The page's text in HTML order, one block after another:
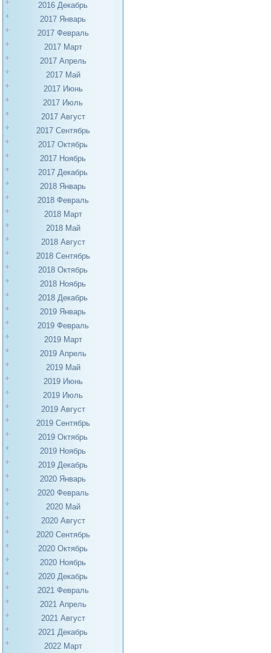
2016 Декабрь
2017 Январь
2017 Февраль
2017 Март
2017 Апрель
2017 Май
2017 Июнь
2017 Июль
2017 Август
2017 Сентябрь
2017 Октябрь
2017 Ноябрь
2017 Декабрь
2018 Январь
2018 Февраль
2018 Март
2018 Май
2018 Август
2018 Сентябрь
2018 Октябрь
2018 Ноябрь
2018 Декабрь
2019 Январь
2019 Февраль
2019 Март
2019 Апрель
2019 Май
2019 Июнь
2019 Июль
2019 Август
2019 Сентябрь
2019 Октябрь
2019 Ноябрь
2019 Декабрь
2020 Январь
2020 Февраль
2020 Май
2020 Август
2020 Сентябрь
2020 Октябрь
2020 Ноябрь
2020 Декабрь
2021 Февраль
2021 Апрель
2021 Август
2021 Декабрь
2022 Март